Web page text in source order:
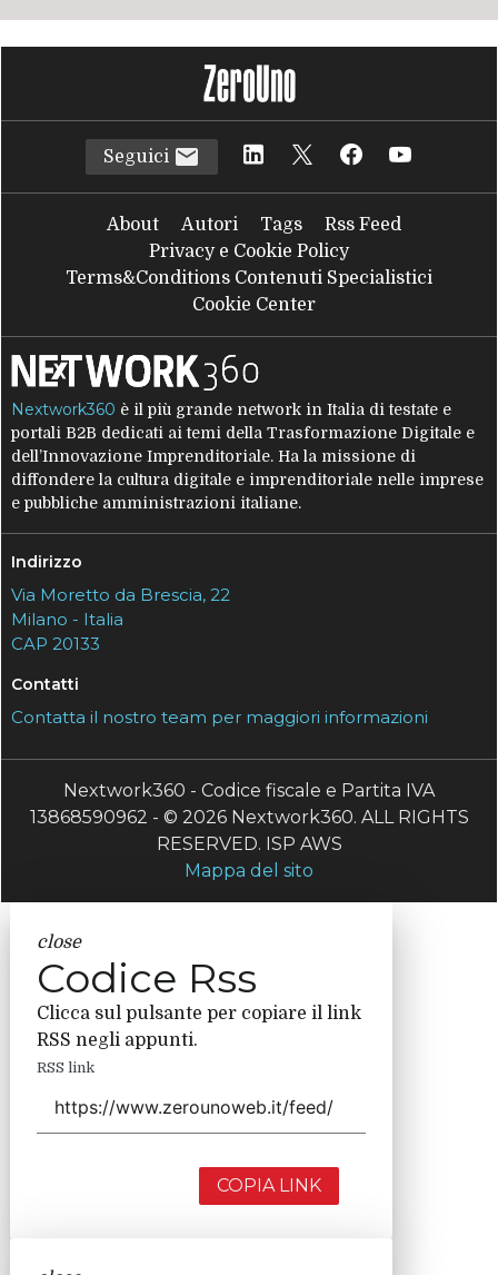
Seguici
About Autori Tags
Rss Feed
Privacy e Cookie Policy
Terms&Conditions Contenuti Specialistici
Cookie Center
Nextwork360 è il più grande network in Italia di testate e
portali B2B dedicati ai temi della Trasformazione Digitale e
dell’Innovazione Imprenditoriale. Ha la missione di
diffondere la cultura digitale e imprenditoriale nelle imprese
e pubbliche amministrazioni italiane.
Indirizzo
Via Moretto da Brescia, 22
Milano - Italia
CAP 20133
Contatti
Contatta il nostro team per maggiori informazioni
Nextwork360 - Codice fiscale e Partita IVA
13868590962 - © 2026 Nextwork360. ALL RIGHTS
RESERVED. ISP AWS
Mappa del sito
close
Codice Rss
Clicca sul pulsante per copiare il link
RSS negli appunti.
RSS link
COPIA LINK